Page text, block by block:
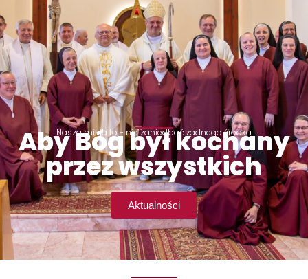
Nasza misja to - nie zaniedbać żadnego środka
Aby Bóg był kochany
przez wszystkich
Aktualności